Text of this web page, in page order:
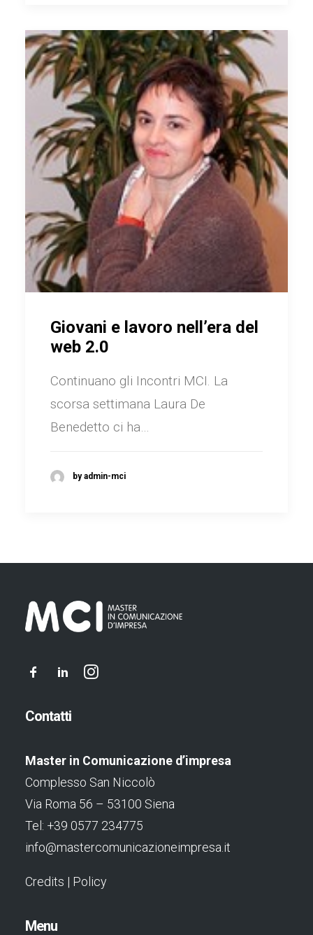
Giovani e lavoro nell’era del
web 2.0
Continuano gli Incontri MCI. La
scorsa settimana Laura De
Benedetto ci ha…
by admin-mci
Contatti
Master in Comunicazione d’impresa
Complesso San Niccolò
Via Roma 56 – 53100 Siena
Tel: +39 0577 234775
info@mastercomunicazioneimpresa.it
Credits | Policy
Menu